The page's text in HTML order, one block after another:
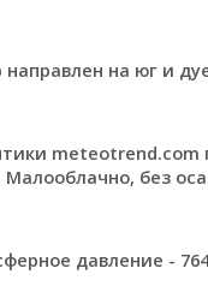
направлен на юг и
meteotrend.com
Малооблачно, без
давление -